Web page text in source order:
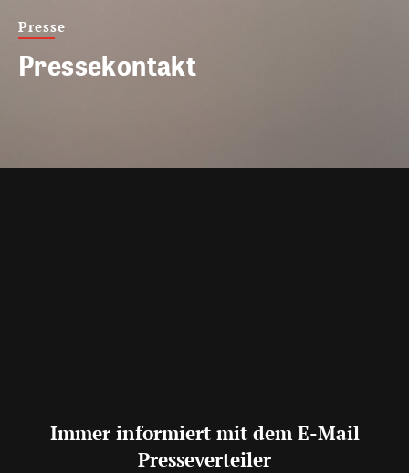
Presse
Pressekontakt
Immer informiert mit dem E-Mail
Presseverteiler